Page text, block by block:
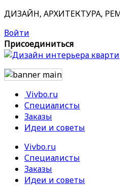
ДИЗАЙН, АРХИТЕКТУРА,
Войти
Присоединиться
Vivbo.ru
Специалисты
Заказы
Идеи и советы
Vivbo.ru
Специалисты
Заказы
Идеи и советы